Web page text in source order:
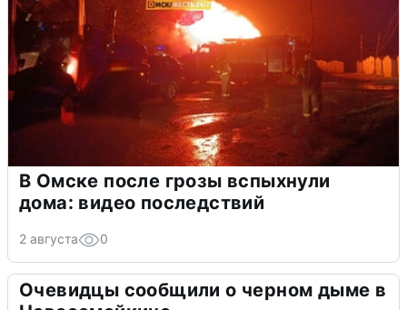
В Омске после грозы вспыхнули
дома: видео последствий
2 августа 0
Очевидцы сообщили о черном дыме в